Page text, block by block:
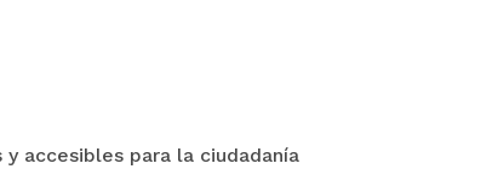
accesibles para la ciudadanía